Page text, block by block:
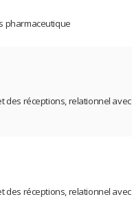
pharmaceutique
des réceptions, relationnel avec
des réceptions, relationnel avec